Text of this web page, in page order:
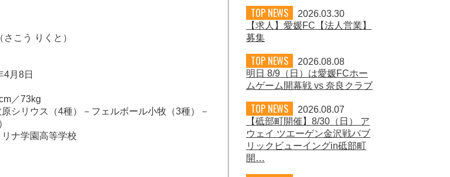
さこう りくと）
4月8日
／73kg
原シリウス（4種）－フェルボール小牧（3種）－
リナ学園高等学校
TOP NEWS
2026.03.30
【求人】愛媛FC【法人営業】
募集
TOP NEWS
2026.08.08
明日 8/9（日）は愛媛FCホー
ムゲーム開幕戦 vs 奈良クラブ
TOP NEWS
2026.08.07
【砥部町開催】8/30（日） ア
ウェイ ツエーゲン金沢戦パブ
リックビューイングin砥部町
開…